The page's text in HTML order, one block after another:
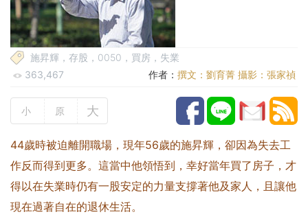
施昇輝，存股，0050，買房，失業
363,467
作者： 撰文：劉育菁 攝影：張家禎
小 原 大
44歲時被迫離開職場，現年56歲的施昇輝，卻因為失去工
作反而得到更多。這當中他領悟到，幸好當年買了房子，才
得以在失業時仍有一股安定的力量支撐著他及家人，且讓他
現在過著自在的退休生活。